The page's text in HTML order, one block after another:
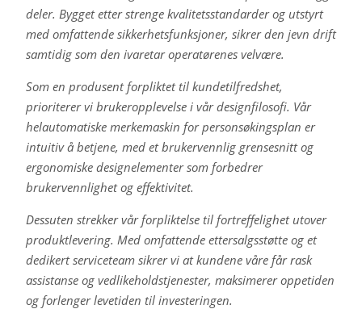
deler. Bygget etter strenge kvalitetsstandarder og utstyrt
med omfattende sikkerhetsfunksjoner, sikrer den jevn drift
samtidig som den ivaretar operatørenes velvære.
Som en produsent forpliktet til kundetilfredshet,
prioriterer vi brukeropplevelse i vår designfilosofi. Vår
helautomatiske merkemaskin for personsøkingsplan er
intuitiv å betjene, med et brukervennlig grensesnitt og
ergonomiske designelementer som forbedrer
brukervennlighet og effektivitet.
Dessuten strekker vår forpliktelse til fortreffelighet utover
produktlevering. Med omfattende ettersalgsstøtte og et
dedikert serviceteam sikrer vi at kundene våre får rask
assistanse og vedlikeholdstjenester, maksimerer oppetiden
og forlenger levetiden til investeringen.